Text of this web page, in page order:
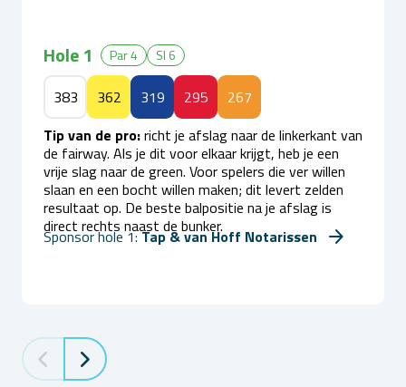
Hole 1 Par 4 SI 6
383 362 319 295
267
Tip van de pro:richt je afslag naar de linkerkant van
de fairway. Als je dit voor elkaar krijgt, heb je een
vrije slag naar de green. Voor spelers die ver willen
slaan en een bocht willen maken; dit levert zelden
resultaat op. De beste balpositie na je afslag is
direct rechts naast de bunker.
Sponsor hole 1:Tap & van Hoff Notarissen